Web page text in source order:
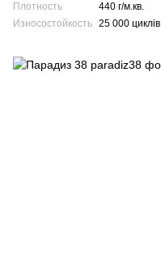
Плотность
440 г/м.кв.
Износостойкость 25 000 циклів